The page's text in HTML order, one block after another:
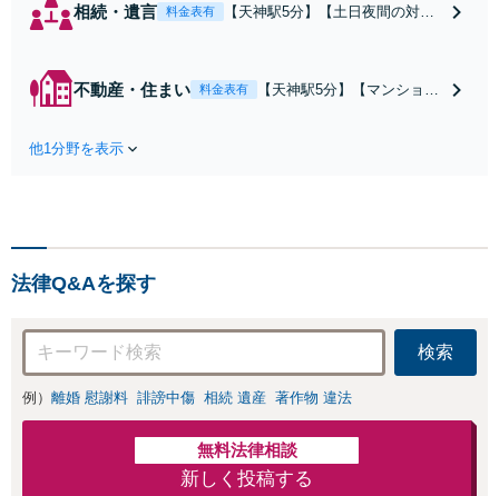
相続・遺言 料金表有
【天神駅5分】【土日夜間の対応
富なノウハウも活用し、的確な対
応で軋轢を減らしながらスピーデ
不動産・住まい 料金表有
【天神駅5分】【マンション
【メール／オンライン相談
他1分野を表示
法律Q&Aを探す
検索
例） 離婚 慰謝料 誹謗中傷 相続 遺産 著作物 違法
無料法律相談
新しく投稿する